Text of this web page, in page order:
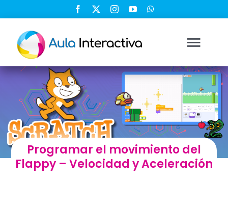
contenido
Registrarse
Nosotros
Programar el movimiento del
Flappy – Velocidad y Aceleración